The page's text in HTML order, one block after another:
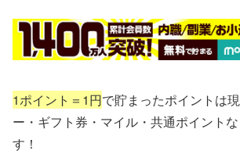
1ポイント＝1円で貯まったポイントは
ー・ギフト券・マイル・共通ポイント
す！